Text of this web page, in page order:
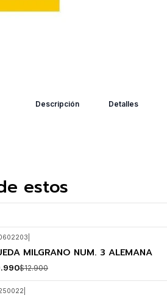
Descripción Detalles
estos
-23%
OFF
MILGRANO NUM. 3 ALEMANA
$12.900